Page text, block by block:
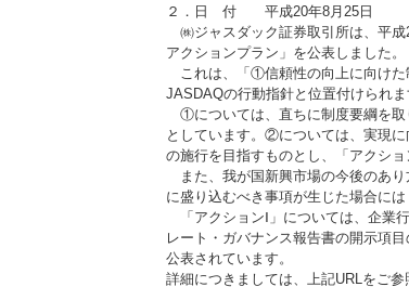
２．日 付 平成20年8月25日
㈱ジャスダック証券取引所は、平
アクションプラン」を公表しました。
これは、「①信頼性の向上に向けた
JASDAQの行動指針と位置付けられま
①については、直ちに制度要綱を取
としています。②については、実現
の施行を目指すものとし、「アクシ
また、我が国新興市場の今後のあ
に盛り込むべき事項が生じた場合に
「アクションⅠ」については、企業
レート・ガバナンス報告書の開示項
公表されています。
詳細につきましては、上記URLをご参